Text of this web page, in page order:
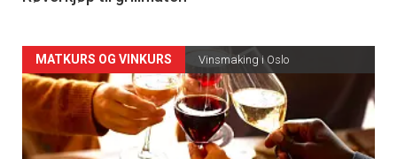
Forsiden
akkurat
nå
MATKURS OG VINKURS Vinsmaking i Oslo